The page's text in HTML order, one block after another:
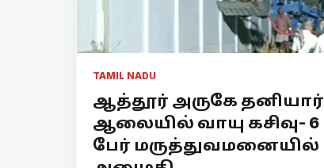
TAMIL NADU
ஆத்தூர் அருகே தனியார்
ஆலையில் வாயு கசிவு- 6
பேர் மருத்துவமனையில்